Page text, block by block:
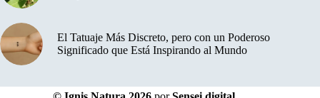
El Tatuaje Más Discreto, pero con un Poderoso
Significado que Está Inspirando al Mundo